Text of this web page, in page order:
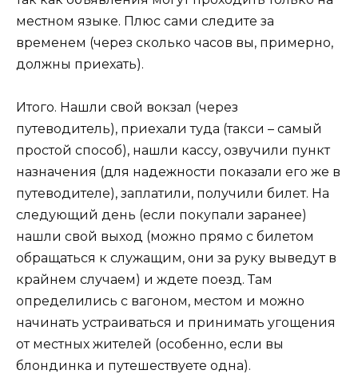
местном языке. Плюс сами следите за
временем (через сколько часов вы, примерно,
должны приехать).
Итого. Нашли свой вокзал (через
путеводитель), приехали туда (такси – самый
простой способ), нашли кассу, озвучили пункт
назначения (для надежности показали его же в
путеводителе), заплатили, получили билет. На
следующий день (если покупали заранее)
нашли свой выход (можно прямо с билетом
обращаться к служащим, они за руку выведут в
крайнем случаем) и ждете поезд. Там
определились с вагоном, местом и можно
начинать устраиваться и принимать угощения
от местных жителей (особенно, если вы
блондинка и путешествуете одна).